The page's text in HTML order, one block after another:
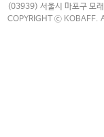
(03939) 서울시 마포구 모
COPYRIGHT ⓒ KOBAFF.